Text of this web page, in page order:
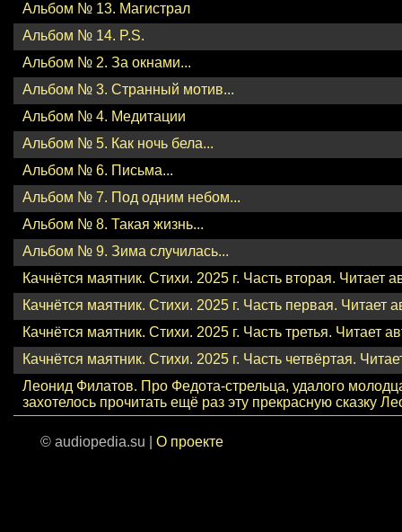
Альбом № 13. Магистрал
Альбом № 14. P.S.
Альбом № 2. За окнами...
Альбом № 3. Странный мотив...
Альбом № 4. Медитации
Альбом № 5. Как ночь бела...
Альбом № 6. Письма...
Альбом № 7. Под одним небом...
Альбом № 8. Такая жизнь...
Альбом № 9. Зима случилась...
Качнётся маятник. Стихи. 2025 г. Часть вторая. Читает
Качнётся маятник. Стихи. 2025 г. Часть первая. Читает
Качнётся маятник. Стихи. 2025 г. Часть третья. Читает
Качнётся маятник. Стихи. 2025 г. Часть четвёртая.
Леонид Филатов. Про Федота-стрельца, удалого
захотелось прочитать ещё раз эту прекрасную сказку
© audiopedia.su | О проекте